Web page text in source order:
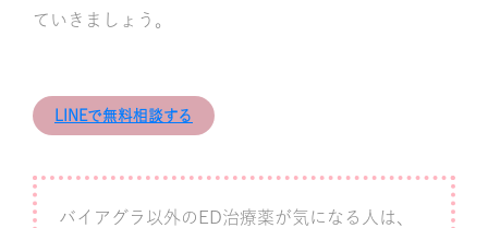
ていきましょう。
LINEで無料相談する
バイアグラ以外のED治療薬が気になる人は、